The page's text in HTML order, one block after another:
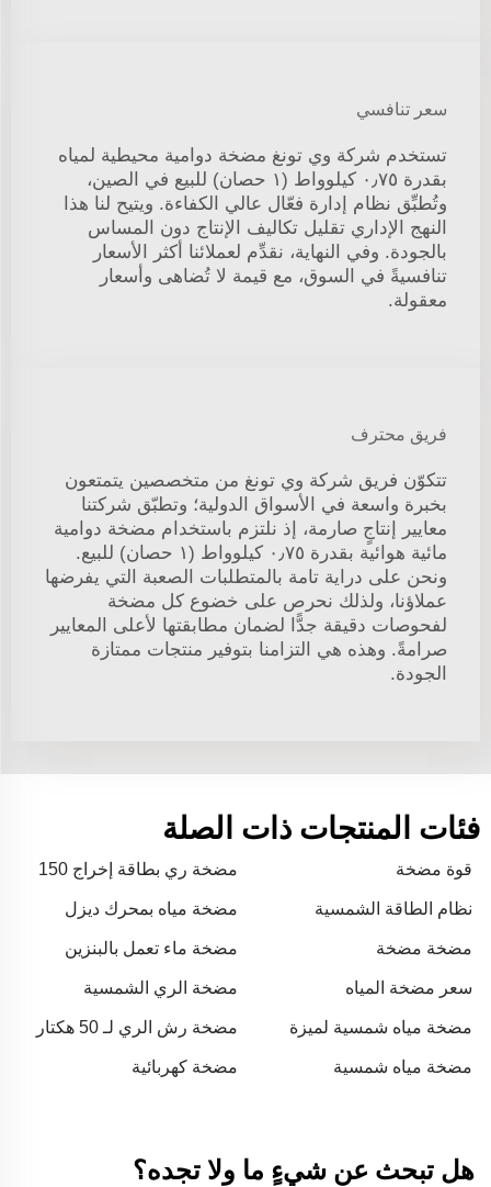
سعر تنافسي
تستخدم شركة وي تونغ مضخة دوامية محيطية لمياه
بقدرة ٠٫٧٥ كيلوواط (١ حصان) للبيع في الصين،
وتُطبِّق نظام إدارة فعّال عالي الكفاءة. ويتيح لنا هذا
النهج الإداري تقليل تكاليف الإنتاج دون المساس
بالجودة. وفي النهاية، نقدِّم لعملائنا أكثر الأسعار
تنافسيةً في السوق، مع قيمة لا تُضاهى وأسعار
معقولة.
فريق محترف
تتكوّن فريق شركة وي تونغ من متخصصين يتمتعون
بخبرة واسعة في الأسواق الدولية؛ وتطبّق شركتنا
معايير إنتاجٍ صارمة، إذ نلتزم باستخدام مضخة دوامية
مائية هوائية بقدرة ٠٫٧٥ كيلوواط (١ حصان) للبيع.
ونحن على دراية تامة بالمتطلبات الصعبة التي يفرضها
عملاؤنا، ولذلك نحرص على خضوع كل مضخة
لفحوصات دقيقة جدًّا لضمان مطابقتها لأعلى المعايير
صرامةً. وهذه هي التزامنا بتوفير منتجات ممتازة
الجودة.
فئات المنتجات ذات الصلة
قوة مضخة مضخة ري بطاقة إخراج 150
نظام الطاقة الشمسية
مضخة مياه بمحرك ديزل
مضخة مضخة
مضخة ماء تعمل بالبنزين
سعر مضخة المياه مضخة الري الشمسية
مضخة مياه شمسية لميزة
مضخة رش الري لـ 50 هكتار
مضخة مياه شمسية مضخة كهربائية
هل تبحث عن شيءٍ ما ولا تجده؟